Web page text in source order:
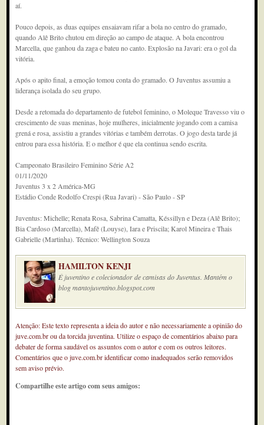
aí.
Pouco depois, as duas equipes ensaiavam rifar a bola no centro do gramado,
quando Alê Brito chutou em direção ao campo de ataque. A bola encontrou
Marcella, que ganhou da zaga e bateu no canto. Explosão na Javari: era o gol da
vitória.
Após o apito final, a emoção tomou conta do gramado. O Juventus assumiu a
liderança isolada do seu grupo.
Desde a retomada do departamento de futebol feminino, o Moleque Travesso viu o
crescimento de suas meninas, hoje mulheres, inicialmente jogando com a camisa
grená e rosa, assistiu a grandes vitórias e também derrotas. O jogo desta tarde já
entrou para essa história. E o melhor é que ela continua sendo escrita.
Campeonato Brasileiro Feminino Série A2
01/11/2020
Juventus 3 x 2 América-MG
Estádio Conde Rodolfo Crespi (Rua Javari) - São Paulo - SP
Juventus: Michelle; Renata Rosa, Sabrina Camatta, Késsillyn e Deza (Alê Brito);
Bia Cardoso (Marcella), Mafê (Louyse), Iara e Priscila; Karol Mineira e Thais
Gabrielle (Martinha). Técnico: Wellington Souza
HAMILTON KENJI
É juventino e colecionador de camisas do Juventus. Mantém o
blog mantojuventino.blogspot.com
Atenção: Este texto representa a ideia do autor e não necessariamente a opinião do
juve.com.br ou da torcida juventina. Utilize o espaço de comentários abaixo para
debater de forma saudável os assuntos com o autor e com os outros leitores.
Comentários que o juve.com.br identificar como inadequados serão removidos
sem aviso prévio.
Compartilhe este artigo com seus amigos: